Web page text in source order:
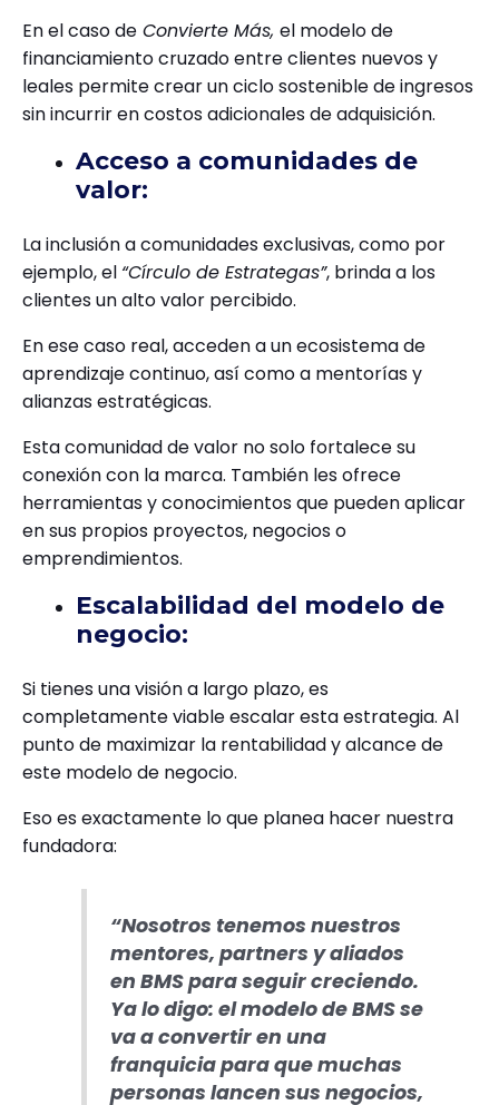
En el caso de Convierte Más, el modelo de
financiamiento cruzado entre clientes nuevos y
leales permite crear un ciclo sostenible de ingresos
sin incurrir en costos adicionales de adquisición.
Acceso a comunidades de
valor:
La inclusión a comunidades exclusivas, como por
ejemplo, el “Círculo de Estrategas”, brinda a los
clientes un alto valor percibido.
En ese caso real, acceden a un ecosistema de
aprendizaje continuo, así como a mentorías y
alianzas estratégicas.
Esta comunidad de valor no solo fortalece su
conexión con la marca. También les ofrece
herramientas y conocimientos que pueden aplicar
en sus propios proyectos, negocios o
emprendimientos.
Escalabilidad del modelo de
negocio:
Si tienes una visión a largo plazo, es
completamente viable escalar esta estrategia. Al
punto de maximizar la rentabilidad y alcance de
este modelo de negocio.
Eso es exactamente lo que planea hacer nuestra
fundadora:
“Nosotros tenemos nuestros
mentores, partners y aliados
en BMS para seguir creciendo.
Ya lo digo: el modelo de BMS se
va a convertir en una
franquicia para que muchas
personas lancen sus negocios,